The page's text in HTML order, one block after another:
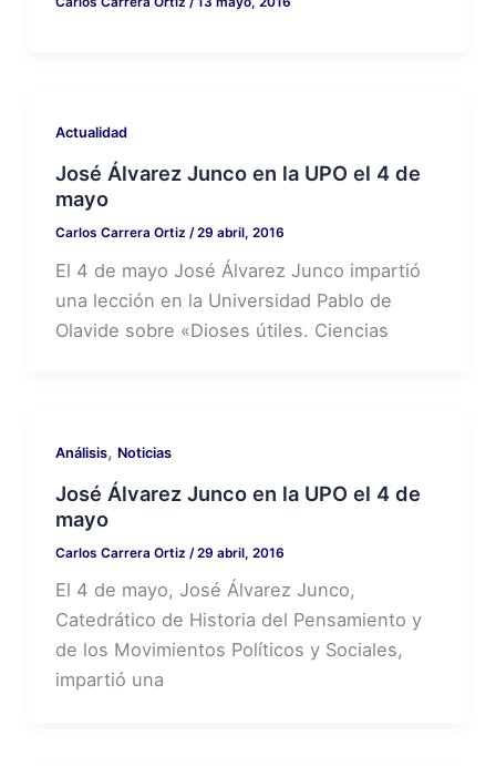
Actualidad
José Álvarez Junco en la UPO el 4 de
mayo
Carlos Carrera Ortiz /29 abril, 2016
El 4 de mayo José Álvarez Junco impartió
una lección en la Universidad Pablo de
Olavide sobre «Dioses útiles. Ciencias
Análisis, Noticias
José Álvarez Junco en la UPO el 4 de
mayo
Carlos Carrera Ortiz /29 abril, 2016
El 4 de mayo, José Álvarez Junco,
Catedrático de Historia del Pensamiento y
de los Movimientos Políticos y Sociales,
impartió una